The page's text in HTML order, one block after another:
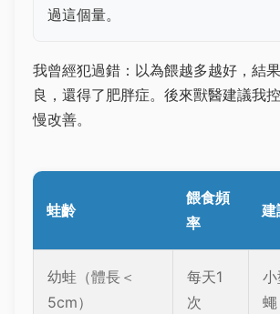
過這個量。
我曾經犯過錯：以為餵越多越好，結
良，還得了肥胖症。後來獸醫建議我
慢改善。
蛙齡
餵食頻
率
建
幼蛙（體長＜
5cm）
每天1
次
蠅